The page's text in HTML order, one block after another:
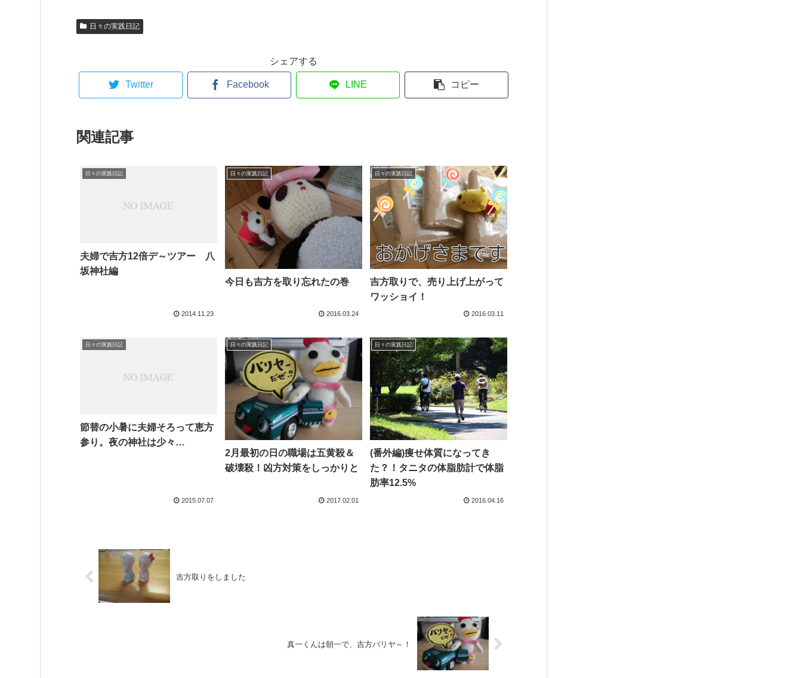
日々の実践日記
シェアする
Twitter Facebook LINE コピー
関連記事
日々の実践日記
夫婦で吉方12倍デ～ツアー 八
坂神社編
2014.11.23
日々の実践日記
今日も吉方を取り忘れたの巻
2016.03.24
日々の実践日記
吉方取りで、売り上げ上がって
ワッショイ！
2016.03.11
日々の実践日記
節替の小暑に夫婦そろって恵方
参り。夜の神社は少々…
2015.07.07
日々の実践日記
2月最初の日の職場は五黄殺＆
破壊殺！凶方対策をしっかりと
2017.02.01
日々の実践日記
(番外編)痩せ体質になってき
た？！タニタの体脂肪計で体脂
肪率12.5%
2016.04.16
吉方取りをしました
真一くんは朝一で、吉方バリヤ～！